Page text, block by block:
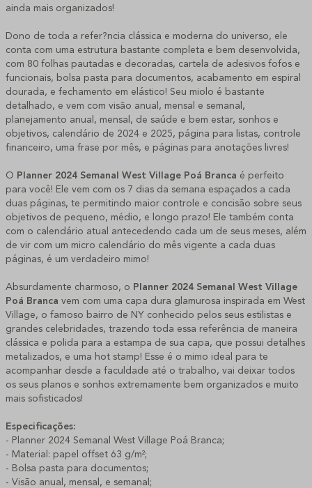
ainda mais organizados!
Dono de toda a refer?ncia clássica e moderna do universo, ele
conta com uma estrutura bastante completa e bem desenvolvida,
com 80 folhas pautadas e decoradas, cartela de adesivos fofos e
funcionais, bolsa pasta para documentos, acabamento em espiral
dourada, e fechamento em elástico! Seu miolo é bastante
detalhado, e vem com visão anual, mensal e semanal,
planejamento anual, mensal, de saúde e bem estar, sonhos e
objetivos, calendário de 2024 e 2025, página para listas, controle
financeiro, uma frase por mês, e páginas para anotações livres!
O Planner 2024 Semanal West Village Poá Branca é perfeito
para você! Ele vem com os 7 dias da semana espaçados a cada
duas páginas, te permitindo maior controle e concisão sobre seus
objetivos de pequeno, médio, e longo prazo! Ele também conta
com o calendário atual antecedendo cada um de seus meses, além
de vir com um micro calendário do mês vigente a cada duas
páginas, é um verdadeiro mimo!
Absurdamente charmoso, o Planner 2024 Semanal West Village
Poá Branca vem com uma capa dura glamurosa inspirada em West
Village, o famoso bairro de NY conhecido pelos seus estilistas e
grandes celebridades, trazendo toda essa referência de maneira
clássica e polida para a estampa de sua capa, que possui detalhes
metalizados, e uma hot stamp! Esse é o mimo ideal para te
acompanhar desde a faculdade até o trabalho, vai deixar todos
os seus planos e sonhos extremamente bem organizados e muito
mais sofisticados!
Especificações:
- Planner 2024 Semanal West Village Poá Branca;
- Material: papel offset 63 g/m²;
- Bolsa pasta para documentos;
- Visão anual, mensal, e semanal;